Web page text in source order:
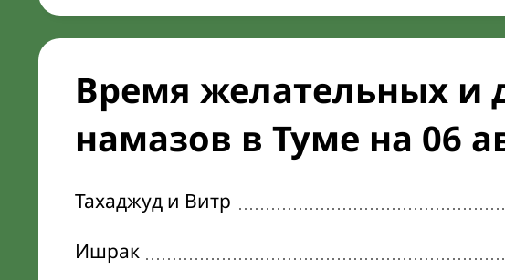
Время желательных и
намазов в Туме на 06
Тахаджуд и Витр
Ишрак